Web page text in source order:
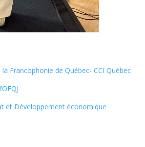
la Francophonie de Québec- CCI Québec
et Développement économique